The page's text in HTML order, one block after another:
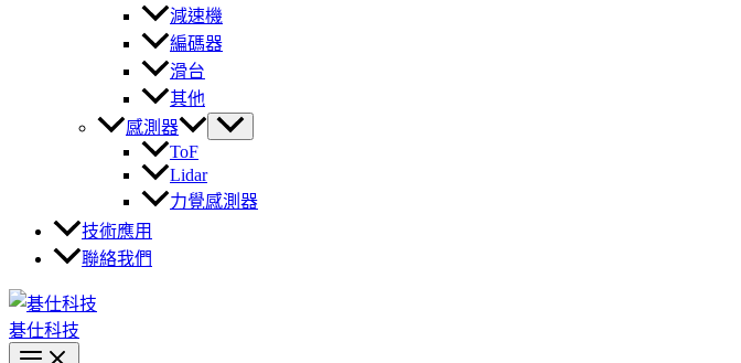
減速機
編碼器
滑台
其他
感測器
ToF
Lidar
力覺感測器
技術應用
聯絡我們
碁仕科技